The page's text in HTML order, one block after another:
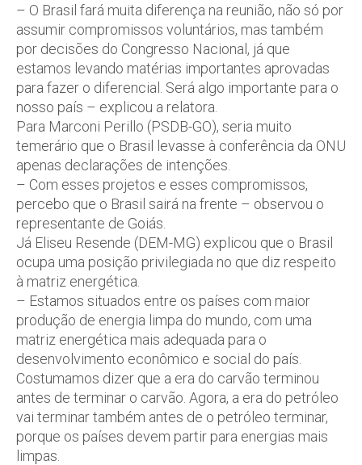
– O Brasil fará muita diferença na reunião, não só por
assumir compromissos voluntários, mas também
por decisões do Congresso Nacional, já que
estamos levando matérias importantes aprovadas
para fazer o diferencial. Será algo importante para o
nosso país – explicou a relatora.
Para Marconi Perillo (PSDB-GO), seria muito
temerário que o Brasil levasse à conferência da ONU
apenas declarações de intenções.
– Com esses projetos e esses compromissos,
percebo que o Brasil sairá na frente – observou o
representante de Goiás.
Já Eliseu Resende (DEM-MG) explicou que o Brasil
ocupa uma posição privilegiada no que diz respeito
à matriz energética.
– Estamos situados entre os países com maior
produção de energia limpa do mundo, com uma
matriz energética mais adequada para o
desenvolvimento econômico e social do país.
Costumamos dizer que a era do carvão terminou
antes de terminar o carvão. Agora, a era do petróleo
vai terminar também antes de o petróleo terminar,
porque os países devem partir para energias mais
limpas.